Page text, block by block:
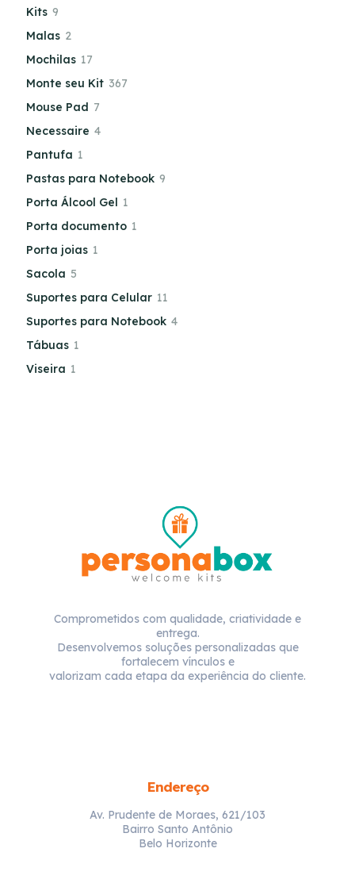
Kits 9
Malas 2
Mochilas 17
Monte seu Kit 367
Mouse Pad 7
Necessaire 4
Pantufa 1
Pastas para Notebook 9
Porta Álcool Gel 1
Porta documento 1
Porta joias 1
Sacola 5
Suportes para Celular 11
Suportes para Notebook 4
Tábuas 1
Viseira 1
Comprometidos com qualidade, criatividade e
entrega.
Desenvolvemos soluções personalizadas que
fortalecem vínculos e
valorizam cada etapa da experiência do cliente.
Endereço
Av. Prudente de Moraes, 621/103
Bairro Santo Antônio
Belo Horizonte